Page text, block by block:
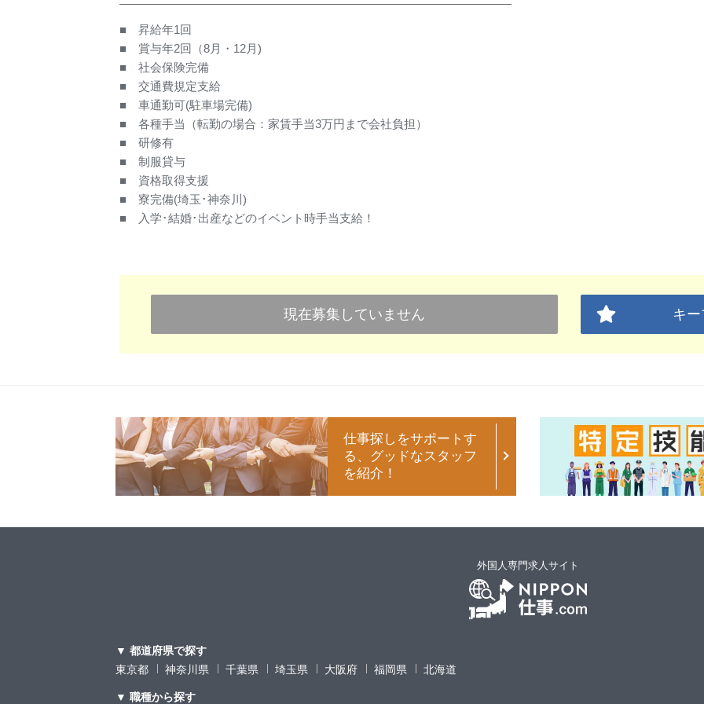
■ 昇給年1回
■ 賞与年2回（8月・12月)
■ 社会保険完備
■ 交通費規定支給
■ 車通勤可(駐車場完備)
■ 各種手当（転勤の場合：家賃手当3万円まで会社負担）
■ 研修有
■ 制服貸与
■ 資格取得支援
■ 寮完備(埼玉･神奈川)
■ 入学･結婚･出産などのイベント時手当支給！
現在募集していません キー
仕事探しをサポートす
る、グッドなスタッフ
を紹介！
外国人専門求人サイト
▼ 都道府県で探す
東京都
神奈川県 千葉県 埼玉県 大阪府 福岡県 北海道
▼ 職種から探す